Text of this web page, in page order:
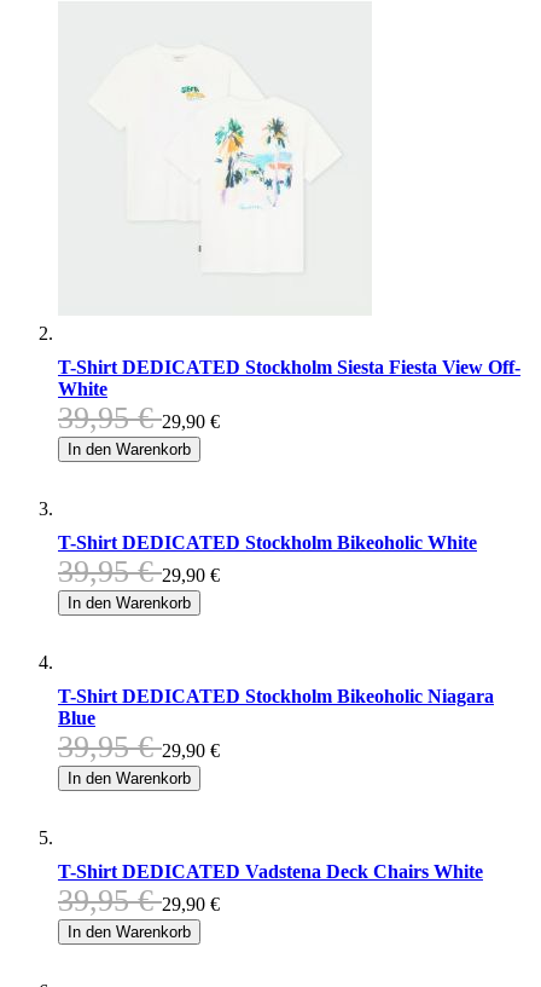
T-Shirt DEDICATED Stockholm Siesta Fiesta View Off-
White
39,95 € 29,90 €
In den Warenkorb
T-Shirt DEDICATED Stockholm Bikeoholic White
39,95 € 29,90 €
In den Warenkorb
T-Shirt DEDICATED Stockholm Bikeoholic Niagara
Blue
39,95 € 29,90 €
In den Warenkorb
T-Shirt DEDICATED Vadstena Deck Chairs White
39,95 € 29,90 €
In den Warenkorb